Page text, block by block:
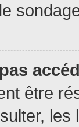
être